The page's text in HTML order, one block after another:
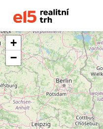
+
−